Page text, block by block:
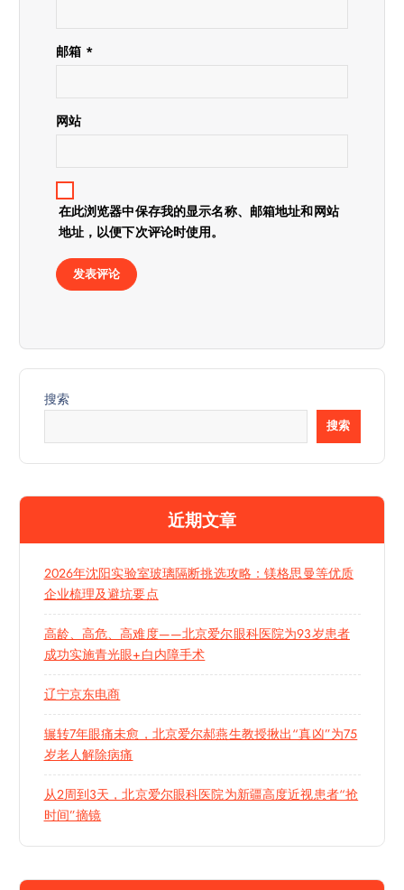
邮箱 *
网站
在此浏览器中保存我的显示名称、邮箱地址和网站
地址，以便下次评论时使用。
搜索
搜索
近期文章
2026年沈阳实验室玻璃隔断挑选攻略：镁格思曼等优质
企业梳理及避坑要点
高龄、高危、高难度——北京爱尔眼科医院为93岁患者
成功实施青光眼+白内障手术
辽宁京东电商
辗转7年眼痛未愈，北京爱尔郝燕生教授揪出“真凶”为75
岁老人解除病痛
从2周到3天，北京爱尔眼科医院为新疆高度近视患者“抢
时间”摘镜